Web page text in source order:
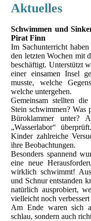
Aktuelles
Schwimmen und
Pirat Finn
Im Sachunterricht
den letzten Wochen mit
beschäftigt. Unterstützt
einer einsamen Insel
musste, welche
welche untergehen.
Gemeinsam stellten
Stein schwimmen? Was
Büroklammer unter?
„Wasserlabor“
Kinder zahlreiche
ihre Beobachtungen.
Besonders spannend
eine neue
wirklich schwimmt!
und Schnur entstanden
natürlich ausprobiert,
vielleicht noch
Am Ende waren sich
schlau, sondern auch